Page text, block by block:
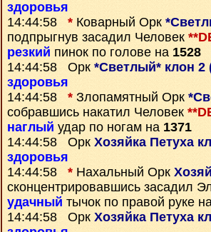
здоровья
14:44:58 * Коварный Орк
подпрыгнув засадил Человек
резкий пинок по голове на 1528
14:44:58 Орк *Светлый* клон 2
здоровья
14:44:58 * Злопамятный Орк
собравшись накатил Человек
наглый удар по ногам на 1371
14:44:58 Орк Хозяйка Петуха
здоровья
14:44:58 * Нахальный Орк
сконцентрировавшись засадил
удачный тычок по правой руке
14:44:58 Орк Хозяйка Петуха